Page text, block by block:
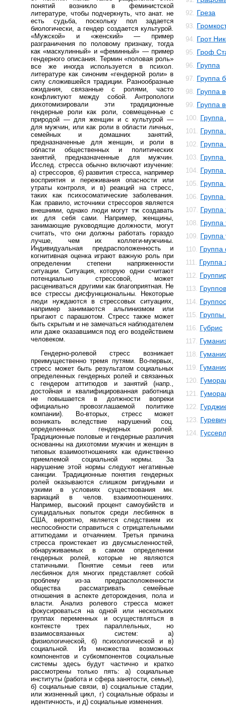
понятий возникло в феминистской
литературе, чтобы подчеркнуть, что анат. не
есть судьба, поскольку пол задается
биологически, а гендер создается культурой.
«Мужской» и «женский» — пример
разграничения по половому признаку, тогда
как «маскулинный» и «феминный» — пример
гендерного описания. Термин «половая роль»
все же иногда используется в психол.
литературе как синоним «гендерной роли» в
силу сложившейся традиции. Разнообразные
ожидания, связанные с ролями, часто
конфликтуют между собой. Антропологи
дихотомизировали эти традиционные
гендерные роли как роли, совмещенные с
природой — для женщин и с культурой —
для мужчин, или как роли в области личных,
семейных и домашних занятий,
предназначенные для женщин, и роли в
области общественных и политических
занятий, предназначенные для мужчин.
Исслед. стресса обычно включают изучение:
а) стрессоров, б) развития стресса, например
восприятия и переживания опасности или
утраты контроля, и в) реакций на стресс,
таких как психосоматические заболевания.
Как правило, источники стрессоров является
внешними, однако люди могут тж создавать
их для себя сами. Например, женщины,
занимающие руководящие должности, могут
считать, что они должны работать гораздо
лучше, чем их коллеги-мужчины.
Индивидуальная предрасположенность и
когнитивная оценка играют важную роль при
определении степени напряженности
ситуации. Ситуация, которую одни считают
потенциально стрессовой, может
расцениваться другими как благоприятная. Не
все стрессы дисфункциональны. Некоторые
люди нуждаются в стрессовых ситуациях,
например занимаются альпинизмом или
прыгают с парашютом. Стресс также может
быть скрытым и не замечаться наблюдателем
или даже оказавшимся под его воздействием
человеком.
Гендерно-ролевой стресс возникает
преимущественно тремя путями. Во-первых,
стресс может быть результатом социальных
определенных гендерных ролей и связанных
с гендером аттитюдов и занятий (напр.,
достойная и квалифицированная работница
не повышается в должности вопреки
официально провозглашаемой политике
компании). Во-вторых, стресс может
возникать вследствие нарушений соц.
определенных гендерных ролей.
Традиционные половые и гендерные различия
основанны на дихотомии мужчин и женщин в
типовых взаимоотношениях как единственно
приемлемой социальной нормы. За
нарушение этой нормы следуют негативные
санкции. Традиционные понятия гендерных
ролей оказываются слишком ригидными и
узкими в условиях существования мн.
вариаций в челов. взаимоотношениях.
Например, высокий процент самоубийств и
суицидальных попыток среди лесбиянок в
США, вероятно, является следствием их
неспособности справиться с отрицательными
аттитюдами и отчаянием. Третья причина
стресса проистекает из двусмысленностей,
обнаруживаемых в самом определении
гендерных ролей, которые не являются
статичными. Понятие семьи геев или
лесбиянок для многих представляет собой
проблему из-за предрасположенности
общества рассматривать семейные
отношения в аспекте деторождения, пола и
власти. Анализ ролевого стресса может
фокусироваться на одной или нескольких
группах переменных и осуществляться в
контексте трех параллельных, но
взаимосвязанных систем: а)
физиологической, б) психологической и в)
социальной. Из множества возможных
компонентов и субкомпонентов социальные
системы здесь будут частично и кратко
рассмотрены только пять: а) социальные
институты (работа и сфера занятости, семья),
б) социальные связи, в) социальные стадии,
или жизненный цикл, г) социальные образы и
идентичность, и д) социальные изменения.
92. Греза
93.
94. Грот
95. Гроф
96. Группа
97. Группа
98. Группа
99. Группа
100.
101. Группа
102.
103.
104.
105. Группа
106.
107. Группа
108. Группа
109. Группа
110.
111. Группа
112.
113.
114.
115. Группы
116. Губрис
117.
118.
119.
120.
121.
122.
123.
124.